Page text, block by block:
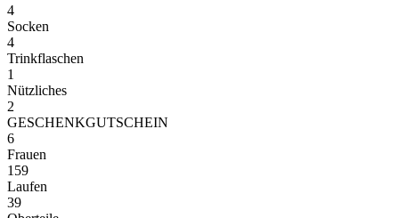
4
Socken
4
Trinkflaschen
1
Nützliches
2
GESCHENKGUTSCHEIN
6
Frauen
159
Laufen
39